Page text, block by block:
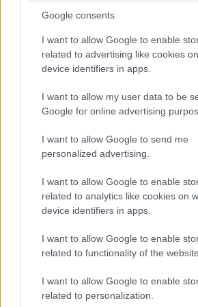
Google consents
I want to allow Google to enable
related to advertising like cookies
device identifiers in apps.
I want to allow my user data to be
Google for online advertising
I want to allow Google to send me
personalized advertising.
I want to allow Google to enable
related to analytics like cookies on
device identifiers in apps.
I want to allow Google to enable
related to functionality of the
I want to allow Google to enable
related to personalization.
Ένα μεγάλο τρίποντο του
95 και ακολούθησε καλη άμυνα
πράσινους. Όμως στην τελευταία
νίκης και το παιχνίδι οδηγήθηκε